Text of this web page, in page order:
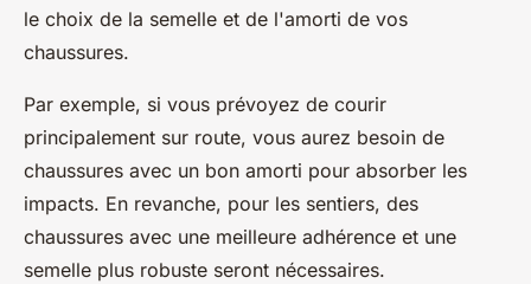
le choix de la semelle et de l'amorti de vos
chaussures.
Par exemple, si vous prévoyez de courir
principalement sur route, vous aurez besoin de
chaussures avec un bon amorti pour absorber les
impacts. En revanche, pour les sentiers, des
chaussures avec une meilleure adhérence et une
semelle plus robuste seront nécessaires.